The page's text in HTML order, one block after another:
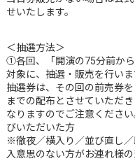
せいたします。
＜抽選方法＞
①各回、「開演の75分前か
対象に、抽選・販売を行いま
抽選券は、その回の前売券
までの配布とさせていただ
なりますのでご注意くださ
びいただいた方
※徹夜／横入り／並び直し
入意思のない方がお連れ様